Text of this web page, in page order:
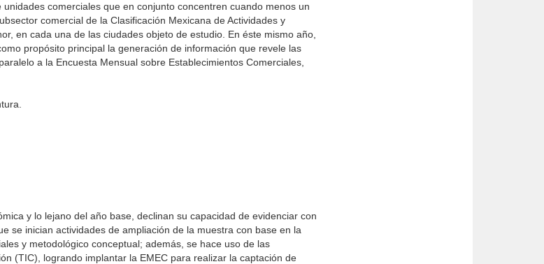
comerciales que en conjunto concentren cuando menos un
comercial de la Clasificación Mexicana de Actividades y
en cada una de las ciudades objeto de estudio. En éste mismo año,
propósito principal la generación de información que revele las
a la Encuesta Mensual sobre Establecimientos Comerciales,
y lo lejano del año base, declinan su capacidad de evidenciar con
se inician actividades de ampliación de la muestra con base en la
y metodológico conceptual; además, se hace uso de las
(TIC), logrando implantar la EMEC para realizar la captación de